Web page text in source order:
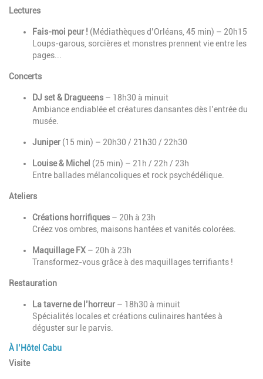
Lectures
Fais-moi peur ! (Médiathèques d’Orléans, 45 min) – 20h15
Loups-garous, sorcières et monstres prennent vie entre les
pages...
Concerts
DJ set & Dragueens – 18h30 à minuit
Ambiance endiablée et créatures dansantes dès l’entrée du
musée.
Juniper (15 min) – 20h30 / 21h30 / 22h30
Louise & Michel (25 min) – 21h / 22h / 23h
Entre ballades mélancoliques et rock psychédélique.
Ateliers
Créations horrifiques – 20h à 23h
Créez vos ombres, maisons hantées et vanités colorées.
Maquillage FX – 20h à 23h
Transformez-vous grâce à des maquillages terrifiants !
Restauration
La taverne de l’horreur – 18h30 à minuit
Spécialités locales et créations culinaires hantées à
déguster sur le parvis.
À l’Hôtel Cabu
Visite